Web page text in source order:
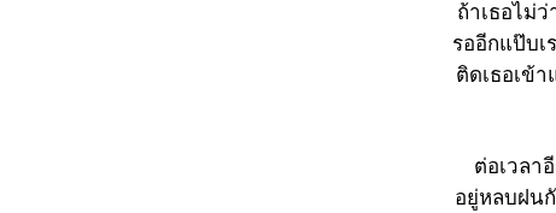
ถ้าเธอไม่
รออีกแป๊บเ
ติดเธอเข้
ต่อเวลา
อยู่หลบฝน